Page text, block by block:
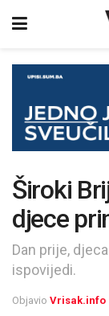
Široki
djece
Dan prije,
ispovijedi.
Objavio Vrisak.info